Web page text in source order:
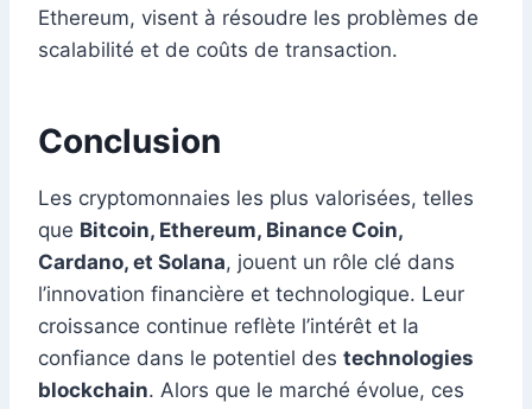
Ethereum, visent à résoudre les problèmes de
scalabilité et de coûts de transaction.
Conclusion
Les cryptomonnaies les plus valorisées, telles
que Bitcoin, Ethereum, Binance Coin,
Cardano, et Solana, jouent un rôle clé dans
l’innovation financière et technologique. Leur
croissance continue reflète l’intérêt et la
confiance dans le potentiel des technologies
blockchain. Alors que le marché évolue, ces